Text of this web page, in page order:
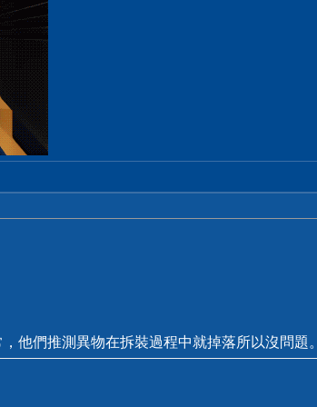
他們推測異物在拆裝過程中就掉落所以沒問題。